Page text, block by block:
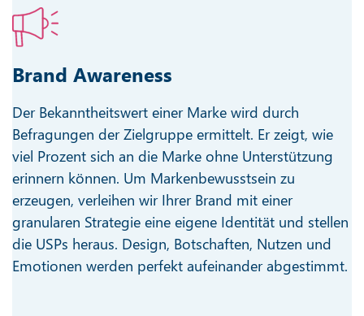
Brand Awareness
Der Bekanntheitswert einer Marke wird durch
Befragungen der Zielgruppe ermittelt. Er zeigt, wie
viel Prozent sich an die Marke ohne Unterstützung
erinnern können. Um Markenbewusstsein zu
erzeugen, verleihen wir Ihrer Brand mit einer
granularen Strategie eine eigene Identität und stellen
die USPs heraus. Design, Botschaften, Nutzen und
Emotionen werden perfekt aufeinander abgestimmt.